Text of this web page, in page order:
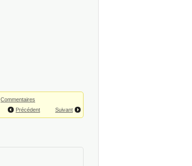
Commentaires
Précédent
Suivant